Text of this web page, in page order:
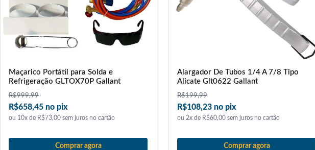
Maçarico Portátil para Solda e
Refrigeração GLTOX70P Gallant
R$999,99
R$658,45 no pix
ou 10x de R$73,00 sem juros no cartão
Comprar agora
Alargador De Tubos 1/4 A 7/8 Tipo
Alicate Glt0622 Gallant
R$199,99
R$108,23 no pix
ou 2x de R$60,00 sem juros no cartão
Comprar agora